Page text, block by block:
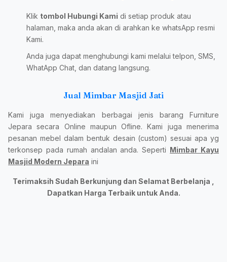
Klik tombol Hubungi Kami di setiap produk atau
halaman, maka anda akan di arahkan ke whatsApp resmi
Kami.
Anda juga dapat menghubungi kami melalui telpon, SMS,
WhatApp Chat, dan datang langsung.
Jual Mimbar Masjid Jati
Kami juga menyediakan berbagai jenis barang Furniture
Jepara secara Online maupun Ofline. Kami juga menerima
pesanan mebel dalam bentuk desain (custom) sesuai apa yg
terkonsep pada rumah andalan anda. Seperti Mimbar Kayu
Masjid Modern Jepara ini
Terimaksih Sudah Berkunjung dan Selamat Berbelanja ,
Dapatkan Harga Terbaik untuk Anda.